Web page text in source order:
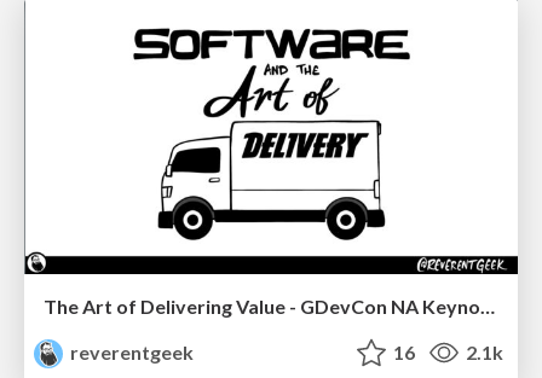
The Art of Delivering Value - GDevCon NA Keynote
reverentgeek
16 2.1k